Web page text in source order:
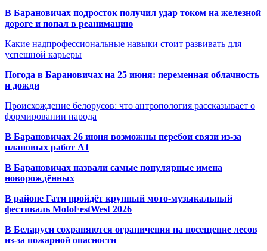
В Барановичах подросток получил удар током на железной
дороге и попал в реанимацию
Какие надпрофессиональные навыки стоит развивать для
успешной карьеры
Погода в Барановичах на 25 июня: переменная облачность
и дожди
Происхождение белорусов: что антропология рассказывает о
формировании народа
В Барановичах 26 июня возможны перебои связи из-за
плановых работ A1
В Барановичах назвали самые популярные имена
новорождённых
В районе Гати пройдёт крупный мото-музыкальный
фестиваль MotoFestWest 2026
В Беларуси сохраняются ограничения на посещение лесов
из-за пожарной опасности